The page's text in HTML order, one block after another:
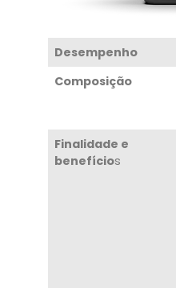
Desempenho
Composição
Finalidade e
benefícios